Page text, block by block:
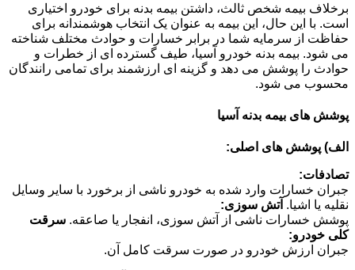
برخلاف بیمه شخص ثالث، داشتن بیمه بدنه برای خودرو اختیاری
است. با این حال، این بیمه به عنوان یک انتخاب هوشمندانه برای
حفاظت از سرمایه شما در برابر خسارات و حوادث مختلف شناخته
می شود. بیمه بدنه خودرو آسیا، طیف گسترده ای از خطرات و
حوادث را پوشش می دهد و گزینه ای ارزشمند برای تمامی رانندگان
محسوب می شود.
پوشش های بیمه بدنه آسیا
الف) پوشش های اصلی:
تصادفات:
جبران خسارات وارد شده به خودرو ناشی از برخورد با سایر وسایل
نقلیه یا اشیا. آتش سوزی:
پوشش خسارات ناشی از آتش سوزی، انفجار یا صاعقه. سرقت
کلی خودرو:
جبران ارزش خودرو در صورت سرقت کامل آن.